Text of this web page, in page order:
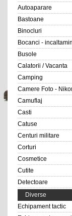
Autoaparare
Bastoane
Binocluri
Bocanci -
Busole
Calatorii / Vacanta
Camping
Camere Foto -
Camuflaj
Casti
Catuse
Centuri militare
Corturi
Cosmetice
Cutite
Detectoare
Diverse
Echipament tactic